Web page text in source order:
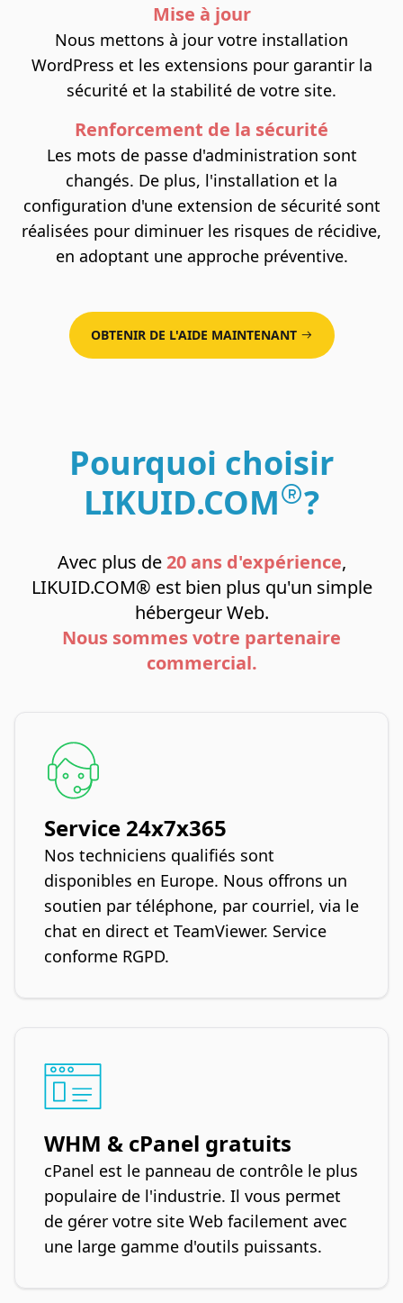
Mise à jour
Nous mettons à jour votre installation
WordPress et les extensions pour garantir la
sécurité et la stabilité de votre site.
Renforcement de la sécurité
Les mots de passe d'administration sont
changés. De plus, l'installation et la
configuration d'une extension de sécurité sont
réalisées pour diminuer les risques de récidive,
en adoptant une approche préventive.
OBTENIR DE L'AIDE MAINTENANT
Pourquoi choisir
LIKUID.COM
?
Avec plus de20 ans d'expérience,
LIKUID.COM® est bien plus qu'un simple
hébergeur Web.
Nous sommes votre partenaire
commercial.
Service 24x7x365
Nos techniciens qualifiés sont
disponibles en Europe. Nous offrons un
soutien par téléphone, par courriel, via le
chat en direct et TeamViewer. Service
conforme RGPD.
WHM & cPanel gratuits
cPanel est le panneau de contrôle le plus
populaire de l'industrie. Il vous permet
de gérer votre site Web facilement avec
une large gamme d'outils puissants.